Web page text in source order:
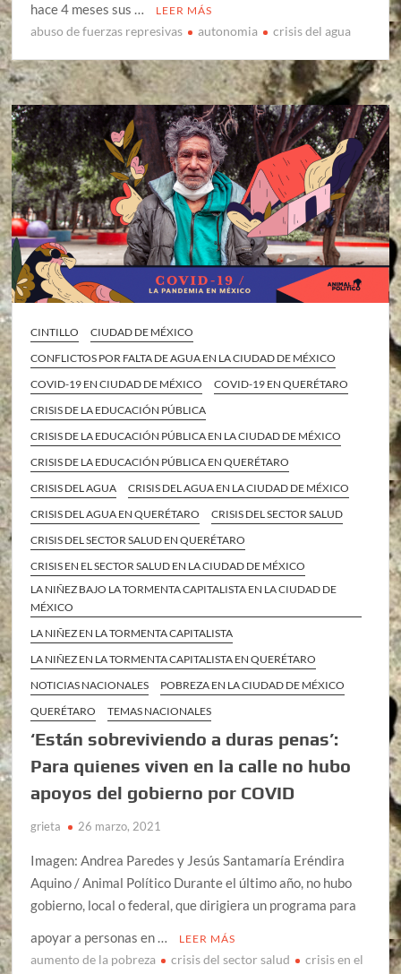
hace 4 meses sus …
LEER MÁS
abuso de fuerzas represivas autonomia crisis del agua
CINTILLO
CIUDAD DE MÉXICO
CONFLICTOS POR FALTA DE AGUA EN LA CIUDAD DE MÉXICO
COVID-19 EN CIUDAD DE MÉXICO
COVID-19 EN QUERÉTARO
CRISIS DE LA EDUCACIÓN PÚBLICA
CRISIS DE LA EDUCACIÓN PÚBLICA EN LA CIUDAD DE MÉXICO
CRISIS DE LA EDUCACIÓN PÚBLICA EN QUERÉTARO
CRISIS DEL AGUA
CRISIS DEL AGUA EN LA CIUDAD DE MÉXICO
CRISIS DEL AGUA EN QUERÉTARO
CRISIS DEL SECTOR SALUD
CRISIS DEL SECTOR SALUD EN QUERÉTARO
CRISIS EN EL SECTOR SALUD EN LA CIUDAD DE MÉXICO
LA NIÑEZ BAJO LA TORMENTA CAPITALISTA EN LA CIUDAD DE
MÉXICO
LA NIÑEZ EN LA TORMENTA CAPITALISTA
LA NIÑEZ EN LA TORMENTA CAPITALISTA EN QUERÉTARO
NOTICIAS NACIONALES
POBREZA EN LA CIUDAD DE MÉXICO
QUERÉTARO
TEMAS NACIONALES
‘Están sobreviviendo a duras penas’:
Para quienes viven en la calle no hubo
apoyos del gobierno por COVID
grieta 26 marzo, 2021
Imagen: Andrea Paredes y Jesús Santamaría Eréndira
Aquino / Animal Político Durante el último año, no hubo
gobierno, local o federal, que dirigiera un programa para
apoyar a personas en …
LEER MÁS
aumento de la pobreza crisis del sector salud
crisis en el